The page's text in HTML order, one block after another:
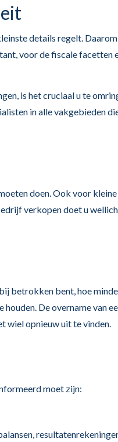
details regelt.
voor de fiscale facetten
is het cruciaal u te
in alle vakgebieden
doen. Ook voor
verkopen doet u
betrokken bent, hoe
De overname van
wiel opnieuw uit te vinden.
moet zijn: